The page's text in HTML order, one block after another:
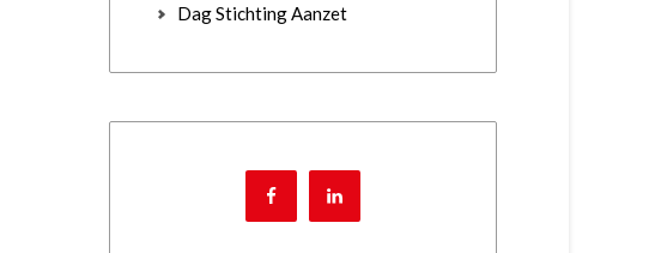
Dag Stichting Aanzet